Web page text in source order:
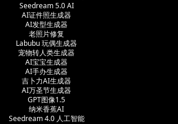
Seedream 5.0 AI
AI证件照生成器
AI发型生成器
老照片修复
Labubu 玩偶生成器
宠物转人类生成器
AI宝宝生成器
AI手办生成器
吉卜力AI生成器
AI万圣节生成器
GPT图像1.5
纳米香蕉AI
Seedream 4.0 人工智能